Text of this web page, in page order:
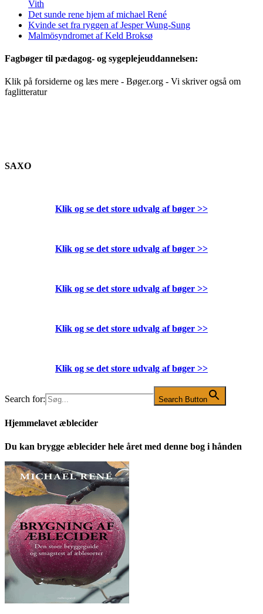
Vith
Det sunde rene hjem af michael René
Kvinde set fra ryggen af Jesper Wung-Sung
Malmösyndromet af Keld Broksø
Fagbøger til pædagog- og sygeplejeuddannelsen:
Klik på forsiderne og læs mere - Bøger.org - Vi skriver også om
faglitteratur
SAXO
Klik og se det store udvalg af bøger >>
Klik og se det store udvalg af bøger >>
Klik og se det store udvalg af bøger >>
Klik og se det store udvalg af bøger >>
Klik og se det store udvalg af bøger >>
Search for: Search Button
Hjemmelavet æblecider
Du kan brygge æblecider hele året med denne bog i hånden